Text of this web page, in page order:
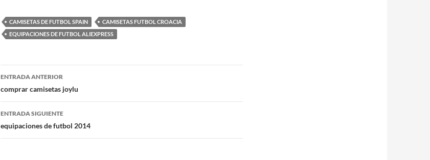
CAMISETAS DE FUTBOL SPAIN
CAMISETAS FUTBOL CROACIA
EQUIPACIONES DE FUTBOL ALIEXPRESS
Navegación
de
entradas
ENTRADA ANTERIOR
comprar camisetas joylu
ENTRADA SIGUIENTE
equipaciones de futbol 2014